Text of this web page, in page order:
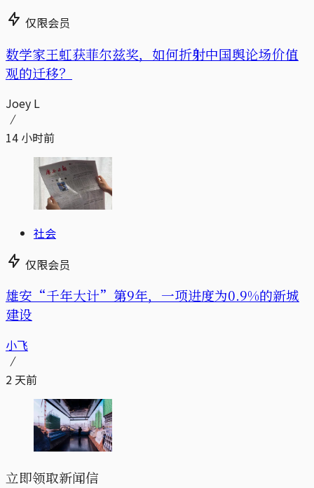
仅限会员
数学家王虹获菲尔兹奖，如何折射中国舆论场价值
观的迁移？
Joey L
14 小时前
社会
仅限会员
雄安“千年大计”第9年，一项进度为0.9%的新城
建设
小飞
2 天前
立即领取新闻信